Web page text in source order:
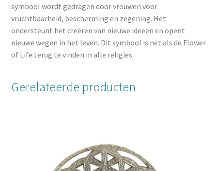
symbool wordt gedragen door vrouwen voor
vruchtbaarheid, bescherming en zegening. Het
ondersteunt het creëren van nieuwe ideeën en opent
nieuwe wegen in het leven. Dit symbool is net als de Flower
of Life terug te vinden in alle religies.
Gerelateerde producten